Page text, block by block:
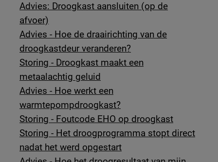
Advies: Droogkast aansluiten (op de
afvoer)
Advies - Hoe de draairichting van de
droogkastdeur veranderen?
Storing - Droogkast maakt een
metaalachtig geluid
Advies - Hoe werkt een
warmtepompdroogkast?
Storing - Foutcode EHO op droogkast
Storing - Het droogprogramma stopt direct
nadat het werd opgestart